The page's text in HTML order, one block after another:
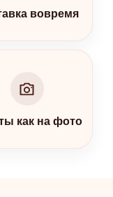
вовремя
как на фото